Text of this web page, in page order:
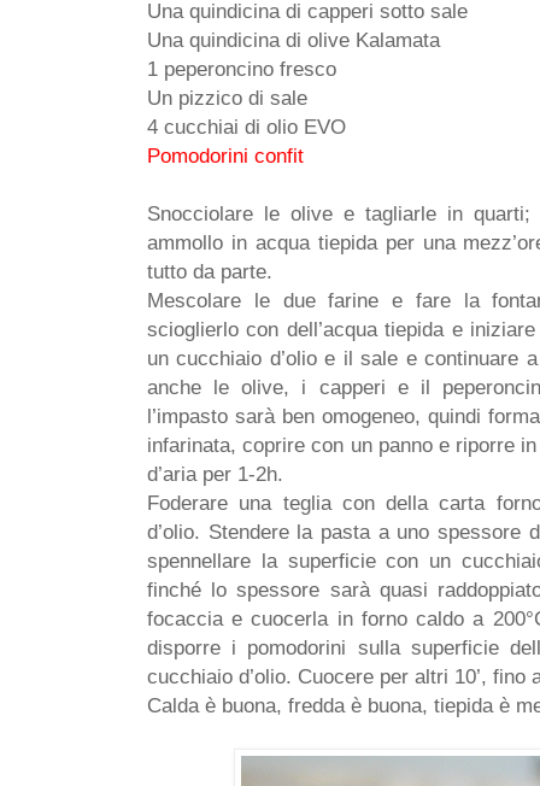
Una quindicina di capperi sotto sale
Una quindicina di olive Kalamata
1 peperoncino fresco
Un pizzico di sale
4 cucchiai di olio EVO
Pomodorini confit
Snocciolare le olive e tagliarle in
ammollo in acqua tiepida per una
tutto da parte.
Mescolare le due farine e fare la
scioglierlo con dell’acqua tiepida e
un cucchiaio d’olio e il sale e continuare
anche le olive, i capperi e il
l’impasto sarà ben omogeneo, quindi
infarinata, coprire con un panno e riporre
d’aria per 1-2h.
Foderare una teglia con della carta
d’olio. Stendere la pasta a uno
spennellare la superficie con un
finché lo spessore sarà quasi
focaccia e cuocerla in forno caldo a
disporre i pomodorini sulla superficie
cucchiaio d’olio. Cuocere per altri 10’, fino
Calda è buona, fredda è buona, tiepida è